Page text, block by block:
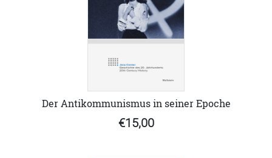
Der Antikommunismus in seiner Epoche
€15,00